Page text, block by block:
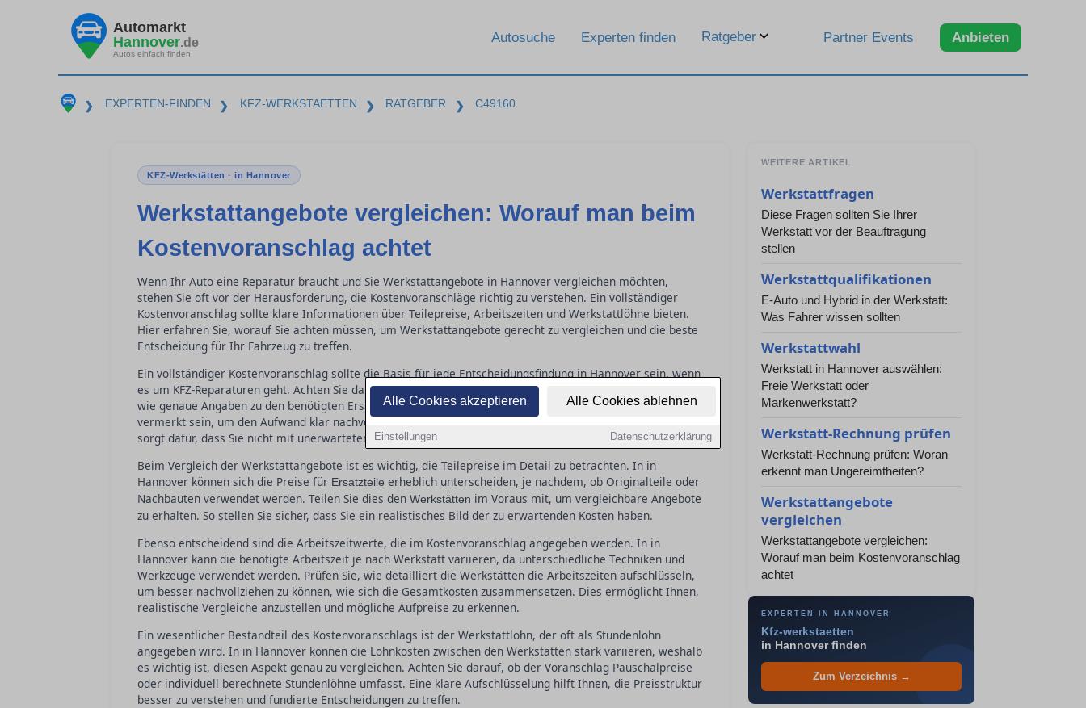
Alle Cookies akzeptieren Alle Cookies ablehnen
Einstellungen Datenschutzerklärung
Automarkt
Hannover.de
Autos einfach finden
Autosuche Experten finden Ratgeber Partner Events Anbieten
❯ EXPERTEN-FINDEN ❯ KFZ-WERKSTAETTEN ❯ RATGEBER ❯ C49160
KFZ-Werkstätten · in Hannover
Werkstattangebote vergleichen: Worauf man beim
Kostenvoranschlag achtet
Wenn Ihr Auto eine Reparatur braucht und Sie Werkstattangebote in Hannover vergleichen möchten,
stehen Sie oft vor der Herausforderung, die Kostenvoranschläge richtig zu verstehen. Ein vollständiger
Kostenvoranschlag sollte klare Informationen über Teilepreise, Arbeitszeiten und Werkstattlöhne bieten.
Hier erfahren Sie, worauf Sie achten müssen, um Werkstattangebote gerecht zu vergleichen und die beste
Entscheidung für Ihr Fahrzeug zu treffen.
Ein vollständiger Kostenvoranschlag sollte die Basis für jede Entscheidungsfindung in Hannover sein, wenn
es um KFZ-Reparaturen geht. Achten Sie darauf, dass der Voranschlag alle relevanten Details beinhaltet,
wie genaue Angaben zu den benötigten Ersatzteilen und deren Kosten. Zusätzlich müssen Arbeitszeiten
vermerkt sein, um den Aufwand klar nachvollziehbar zu machen. Dies hilft, Transparenz zu schaffen und
sorgt dafür, dass Sie nicht mit unerwarteten Zusatzkosten konfrontiert werden.
Beim Vergleich der Werkstattangebote ist es wichtig, die Teilepreise im Detail zu betrachten. In in
Hannover können sich die Preise für Ersatzteile erheblich unterscheiden, je nachdem, ob Originalteile oder
Nachbauten verwendet werden. Teilen Sie dies den Werkstätten im Voraus mit, um vergleichbare Angebote
zu erhalten. So stellen Sie sicher, dass Sie ein realistisches Bild der zu erwartenden Kosten haben.
Ebenso entscheidend sind die Arbeitszeitwerte, die im Kostenvoranschlag angegeben werden. In in
Hannover kann die benötigte Arbeitszeit je nach Werkstatt variieren, da unterschiedliche Techniken und
Werkzeuge verwendet werden. Prüfen Sie, wie detailliert die Werkstätten die Arbeitszeiten aufschlüsseln,
um besser nachvollziehen zu können, wie sich die Gesamtkosten zusammensetzen. Dies ermöglicht Ihnen,
realistische Vergleiche anzustellen und mögliche Aufpreise zu erkennen.
Ein wesentlicher Bestandteil des Kostenvoranschlags ist der Werkstattlohn, der oft als Stundenlohn
angegeben wird. In in Hannover können die Lohnkosten zwischen den Werkstätten stark variieren, weshalb
es wichtig ist, diesen Aspekt genau zu vergleichen. Achten Sie darauf, ob der Voranschlag Pauschalpreise
oder individuell berechnete Stundenlöhne umfasst. Eine klare Aufschlüsselung hilft Ihnen, die Preisstruktur
besser zu verstehen und fundierte Entscheidungen zu treffen.
WEITERE ARTIKEL
Werkstattfragen
Diese Fragen sollten Sie Ihrer
Werkstatt vor der Beauftragung
stellen
Werkstattqualifikationen
E-Auto und Hybrid in der Werkstatt:
Was Fahrer wissen sollten
Werkstattwahl
Werkstatt in Hannover auswählen:
Freie Werkstatt oder
Markenwerkstatt?
Werkstatt-Rechnung prüfen
Werkstatt-Rechnung prüfen: Woran
erkennt man Ungereimtheiten?
Werkstattangebote
vergleichen
Werkstattangebote vergleichen:
Worauf man beim Kostenvoranschlag
achtet
EXPERTEN IN HANNOVER
Kfz-werkstaetten
in Hannover finden
Zum Verzeichnis →